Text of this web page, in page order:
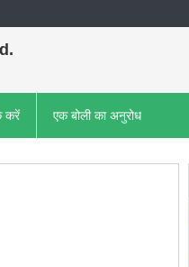
करें एक बोली का अनुरोध